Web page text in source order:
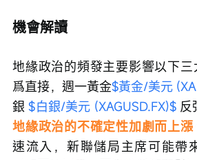
機會解讀
地緣政治的頻發主要影響以下
爲直接，週一黃金$黃金/美元
銀 $白銀/美元 (XAGUSD.FX)$ 反
地緣政治的不確定性加劇而上漲
速流入，新聯儲局主席可能帶